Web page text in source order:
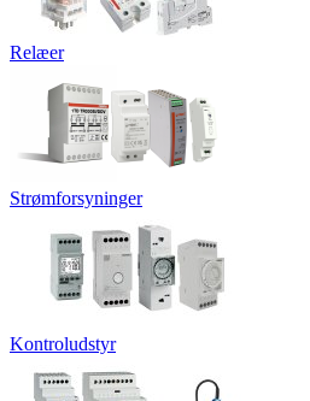
Relæer
Strømforsyninger
Kontroludstyr